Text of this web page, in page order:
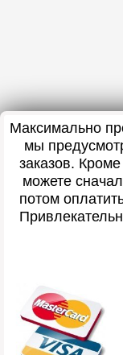
Максимально
мы
заказов.
можете
потом